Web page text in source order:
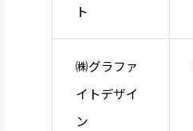
ト
㈱グラファ
イトデザイ
ン